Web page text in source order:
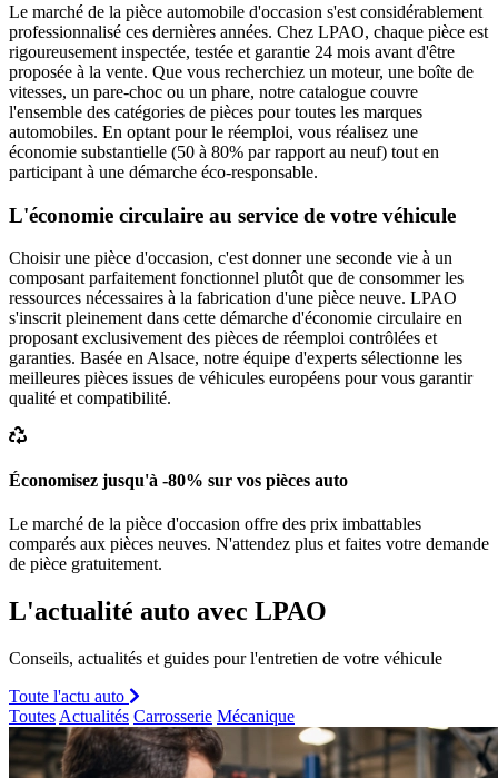
Le marché de la pièce automobile d'occasion s'est considérablement
professionnalisé ces dernières années. Chez LPAO, chaque pièce est
rigoureusement inspectée, testée et garantie 24 mois avant d'être
proposée à la vente. Que vous recherchiez un moteur, une boîte de
vitesses, un pare-choc ou un phare, notre catalogue couvre
l'ensemble des catégories de pièces pour toutes les marques
automobiles. En optant pour le réemploi, vous réalisez une
économie substantielle (50 à 80% par rapport au neuf) tout en
participant à une démarche éco-responsable.
L'économie circulaire au service de votre véhicule
Choisir une pièce d'occasion, c'est donner une seconde vie à un
composant parfaitement fonctionnel plutôt que de consommer les
ressources nécessaires à la fabrication d'une pièce neuve. LPAO
s'inscrit pleinement dans cette démarche d'économie circulaire en
proposant exclusivement des pièces de réemploi contrôlées et
garanties. Basée en Alsace, notre équipe d'experts sélectionne les
meilleures pièces issues de véhicules européens pour vous garantir
qualité et compatibilité.
Économisez jusqu'à -80% sur vos pièces auto
Le marché de la pièce d'occasion offre des prix imbattables
comparés aux pièces neuves. N'attendez plus et faites votre demande
de pièce gratuitement.
L'actualité auto avec LPAO
Conseils, actualités et guides pour l'entretien de votre véhicule
Toute l'actu auto
Toutes Actualités Carrosserie Mécanique